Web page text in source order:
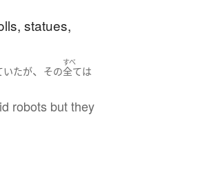
statues,
いたが、 その
すべ
全ては
robots but they